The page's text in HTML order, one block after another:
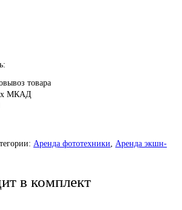
товара
МКАД
Аренда фототехники, Аренда экшн-
в комплект